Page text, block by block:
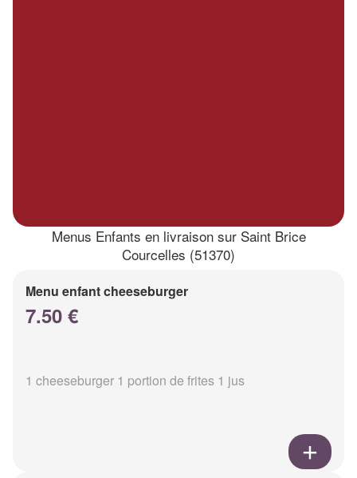
Menus Enfants en livraison sur Saint Brice
Courcelles (51370)
Menu enfant cheeseburger
7.50 €
1 cheeseburger 1 portion de frites 1 jus